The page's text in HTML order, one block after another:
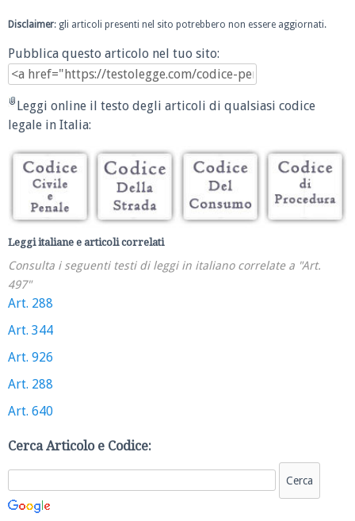
Disclaimer: gli articoli presenti nel sito potrebbero non essere aggiornati.
Pubblica questo articolo nel tuo sito:
Leggi online il testo degli articoli di qualsiasi codice
legale in Italia:
Leggi italiane e articoli correlati
Consulta i seguenti testi di leggi in italiano correlate a "Art.
497"
Art. 288
Art. 344
Art. 926
Art. 288
Art. 640
Cerca Articolo e Codice: